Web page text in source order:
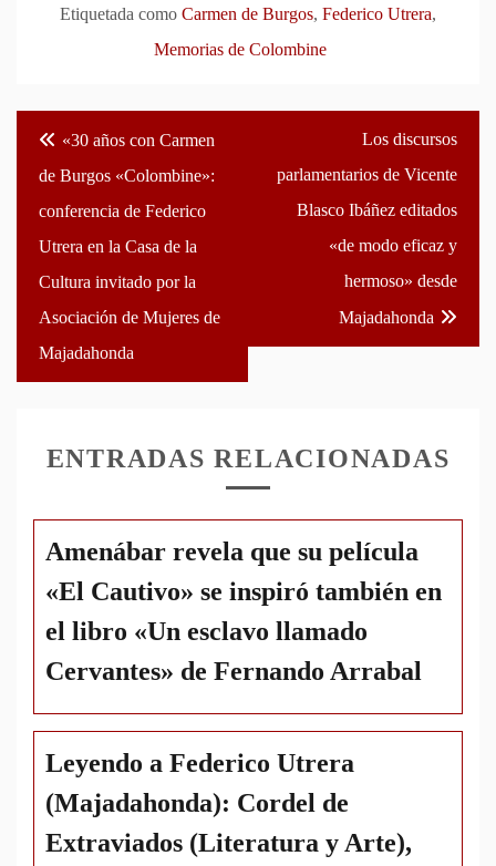
Etiquetada como Carmen de Burgos, Federico Utrera,
Memorias de Colombine
Navegación
de
entradas
«30 años con Carmen
de Burgos «Colombine»:
conferencia de Federico
Utrera en la Casa de la
Cultura invitado por la
Asociación de Mujeres de
Majadahonda
Los discursos
parlamentarios de Vicente
Blasco Ibáñez editados
«de modo eficaz y
hermoso» desde
Majadahonda
ENTRADAS RELACIONADAS
Amenábar revela que su película
«El Cautivo» se inspiró también en
el libro «Un esclavo llamado
Cervantes» de Fernando Arrabal
Leyendo a Federico Utrera
(Majadahonda): Cordel de
Extraviados (Literatura y Arte),